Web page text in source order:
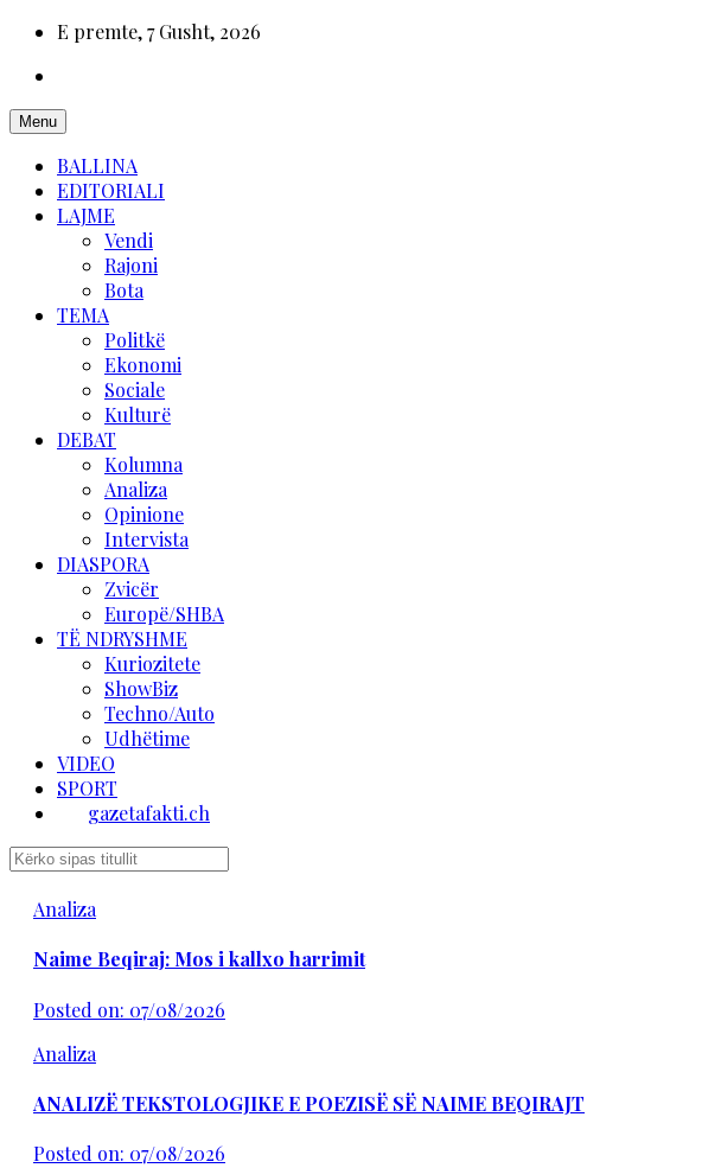
E premte, 7 Gusht, 2026
Menu
BALLINA
EDITORIALI
LAJME
Vendi
Rajoni
Bota
TEMA
Politkë
Ekonomi
Sociale
Kulturë
DEBAT
Kolumna
Analiza
Opinione
Intervista
DIASPORA
Zvicër
Europë/SHBA
TË NDRYSHME
Kuriozitete
ShowBiz
Techno/Auto
Udhëtime
VIDEO
SPORT
gazetafakti.ch
Analiza
Naime Beqiraj: Mos i kallxo harrimit
Posted on: 07/08/2026
Analiza
ANALIZË TEKSTOLOGJIKE E POEZISË SË NAIME BEQIRAJT
Posted on: 07/08/2026